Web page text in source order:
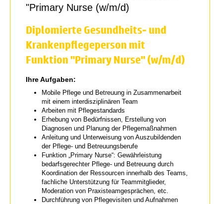
"Primary Nurse (w/m/d)
Diplomierte Gesundheits- und
Krankenpflegeperson mit
Funktion "Primary Nurse" (w/m/d)
Ihre Aufgaben:
Mobile Pflege und Betreuung in Zusammenarbeit
mit einem interdisziplinären Team
Arbeiten mit Pflegestandards
Erhebung von Bedürfnissen, Erstellung von
Diagnosen und Planung der Pflegemaßnahmen
Anleitung und Unterweisung von Auszubildenden
der Pflege- und Betreuungsberufe
Funktion „Primary Nurse“: Gewährleistung
bedarfsgerechter Pflege- und Betreuung durch
Koordination der Ressourcen innerhalb des Teams,
fachliche Unterstützung für Teammitglieder,
Moderation von Praxisteamgesprächen, etc.
Durchführung von Pflegevisiten und Aufnahmen